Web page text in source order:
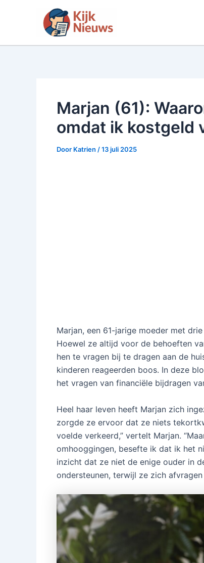
inhoud
Marjan (61):
omdat ik kostgeld
Door Katrien /13 juli 2025
Marjan, een 61-jarige moeder met
Hoewel ze altijd voor de behoeften
hen te vragen bij te dragen aan de
kinderen reageerden boos. In deze
het vragen van financiële bijdragen
Heel haar leven heeft Marjan zich
zorgde ze ervoor dat ze niets
voelde verkeerd,” vertelt Marjan.
omhooggingen, besefte ik dat ik het
inzicht dat ze niet de enige ouder in
ondersteunen, terwijl ze zich